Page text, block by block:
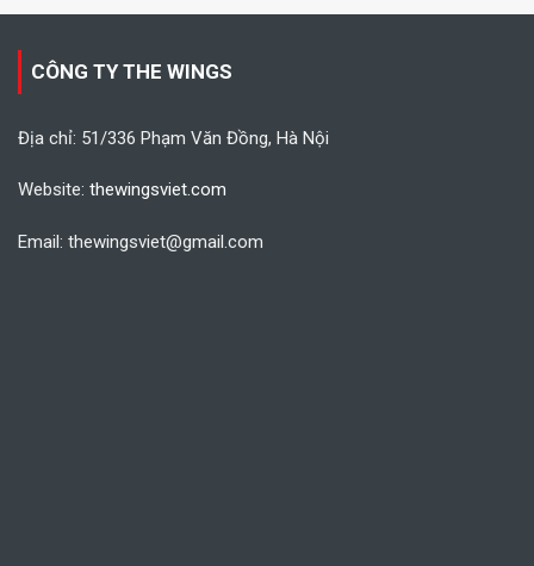
CÔNG TY THE WINGS
Địa chỉ: 51/336 Phạm Văn Đồng, Hà Nội
Website: thewingsviet.com
Email: thewingsviet@gmail.com